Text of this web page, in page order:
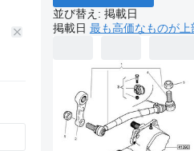
並び替え : 掲載日
掲載日 最も高価なものが上